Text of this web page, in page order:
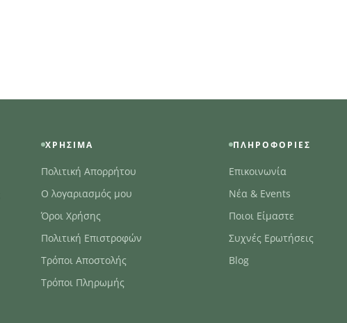
ΧΡΉΣΙΜΑ
Πολιτική Απορρήτου
Ο λογαριασμός μου
Όροι Χρήσης
Πολιτική Επιστροφών
Τρόποι Αποστολής
Τρόποι Πληρωμής
ΠΛΗΡΟΦΟΡΊΕΣ
Επικοινωνία
Νέα & Events
Ποιοι Είμαστε
Συχνές Ερωτήσεις
Blog